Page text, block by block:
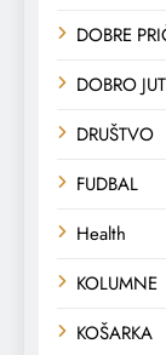
DOBRE
DOBRO
DRUŠTVO
FUDBAL
Health
KOLUMNE
KOŠARKA